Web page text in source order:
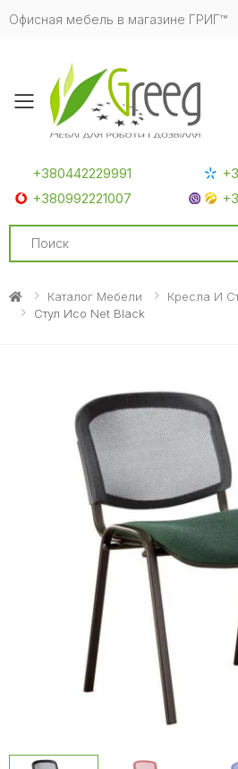
Офисная мебель в магазине ГРИГ™
Toggle mobile
+380442229991
+380992221007
Search
Каталог Мебели Кресла И
Стул Исо Net Black